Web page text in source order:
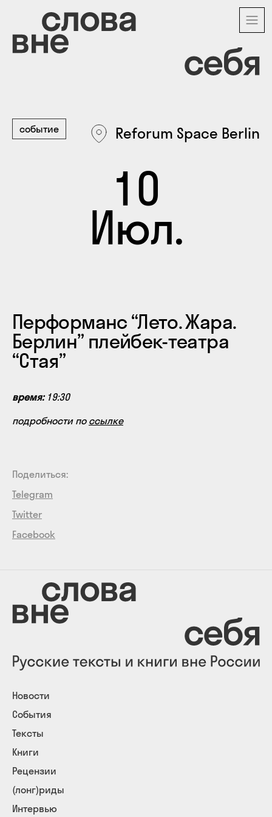
основному
содержанию
событие Reforum Space Berlin
10
Июл.
Перформанс “Лето. Жара.
Берлин” плейбек-театра
“Стая”
время:19:30
подробности по ссылке
Поделиться:
Telegram
Twitter
Facebook
Новости
События
Тексты
Книги
Рецензии
(лонг)риды
Интервью